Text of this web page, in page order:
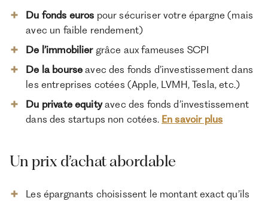
Du fonds euros pour sécuriser votre épargne (mais
avec un faible rendement)
De l’immobiliergrâce aux fameuses SCPI
De la bourse avec des fonds d’investissement dans
les entreprises cotées (Apple, LVMH, Tesla, etc.)
Du private equityavec des fonds d’investissement
dans des startups non cotées. En savoir plus
Un prix d’achat abordable
Les épargnants choisissent le montant exact qu’ils